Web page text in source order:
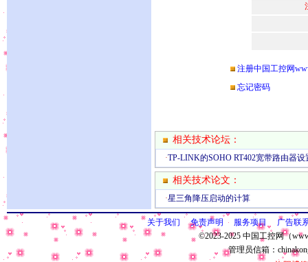
注册中国工控网
忘记密码
相关技术论坛：
·TP-LINK的SOHO RT402宽带路由器设
相关技术论文：
·星三角降压启动的计算
关于我们 免责声明 服务项目
广告联
©2023-2025 中国工控网（
管理员信箱：